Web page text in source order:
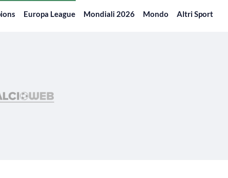
Europa League Mondiali 2026 Mondo Altri Sport